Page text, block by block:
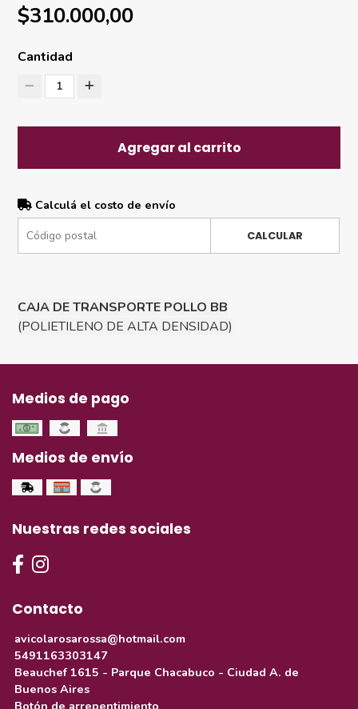
$310.000,00
Cantidad
1
Agregar al carrito
Calculá el costo de envío
CALCULAR
CAJA DE TRANSPORTE POLLO BB
(POLIETILENO DE ALTA DENSIDAD)
Medios de pago
Medios de envío
Nuestras redes sociales
Contacto
avicolarosarossa@hotmail.com
5491163303147
Beauchef 1615 - Parque Chacabuco - Ciudad A. de
Buenos Aires